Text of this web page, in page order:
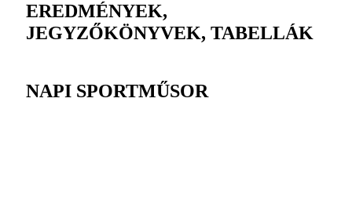
EREDMÉNYEK,
JEGYZŐKÖNYVEK, TABELLÁK
NAPI SPORTMŰSOR